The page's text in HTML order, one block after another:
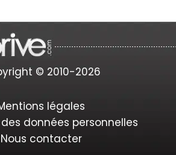
© 2010-2026
légales
données personnelles
Nous contacter